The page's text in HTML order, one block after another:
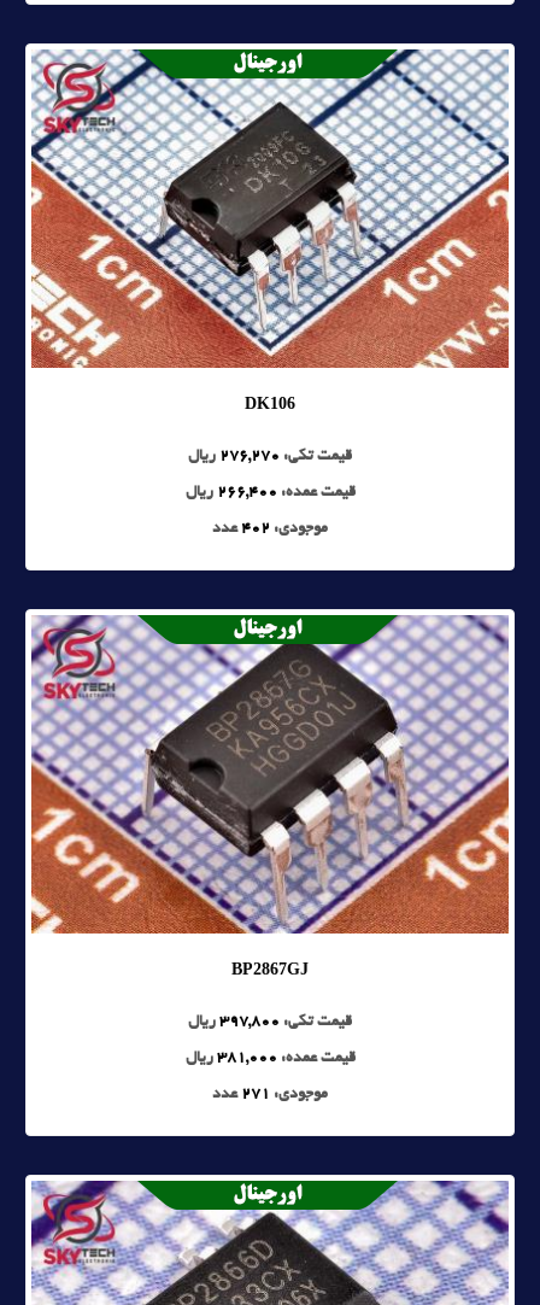
DK106
قیمت تکی: 276,270 ریال
قیمت عمده: 266,400 ریال
موجودی: 402 عدد
BP2867GJ
قیمت تکی: 397,800 ریال
قیمت عمده: 381,000 ریال
موجودی: 271 عدد